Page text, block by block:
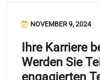
NOVEMBER 9, 2024
Ihre Karriere
Werden Sie
engagierten